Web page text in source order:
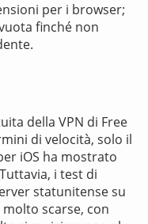
per i browser;
finché non
della VPN di Free
di velocità, solo il
iOS ha mostrato
i test di
statunitense su
scarse, con